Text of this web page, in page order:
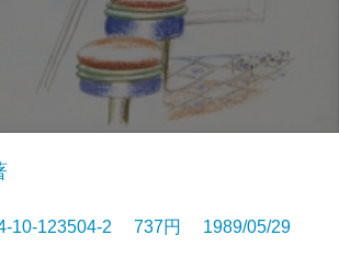
10-123504-2 737円 1989/05/29